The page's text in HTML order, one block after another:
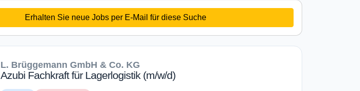
Erhalten Sie neue Jobs per E-Mail für diese Suche
L. Brüggemann GmbH & Co. KG
Azubi Fachkraft für Lagerlogistik (m/w/d)